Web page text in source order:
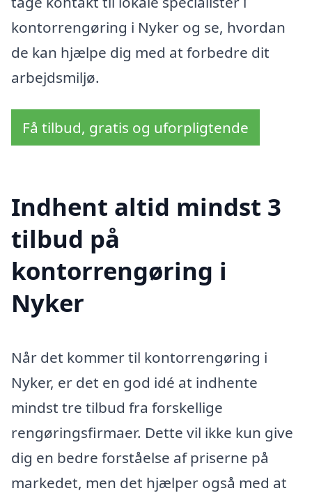
kontorrengøring i Nyker og se, hvordan
de kan hjælpe dig med at forbedre dit
arbejdsmiljø.
Få tilbud, gratis og uforpligtende
Indhent altid mindst 3
tilbud på
kontorrengøring i
Nyker
Når det kommer til kontorrengøring i
Nyker, er det en god idé at indhente
mindst tre tilbud fra forskellige
rengøringsfirmaer. Dette vil ikke kun give
dig en bedre forståelse af priserne på
markedet, men det hjælper også med at